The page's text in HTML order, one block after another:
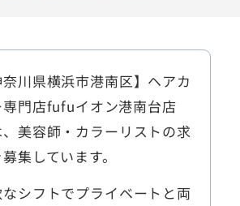
奈川県横浜市港南区】ヘアカ
専門店fufuイオン港南台店
美容師・カラーリストの求
集しています。
シフトでプライベートと両